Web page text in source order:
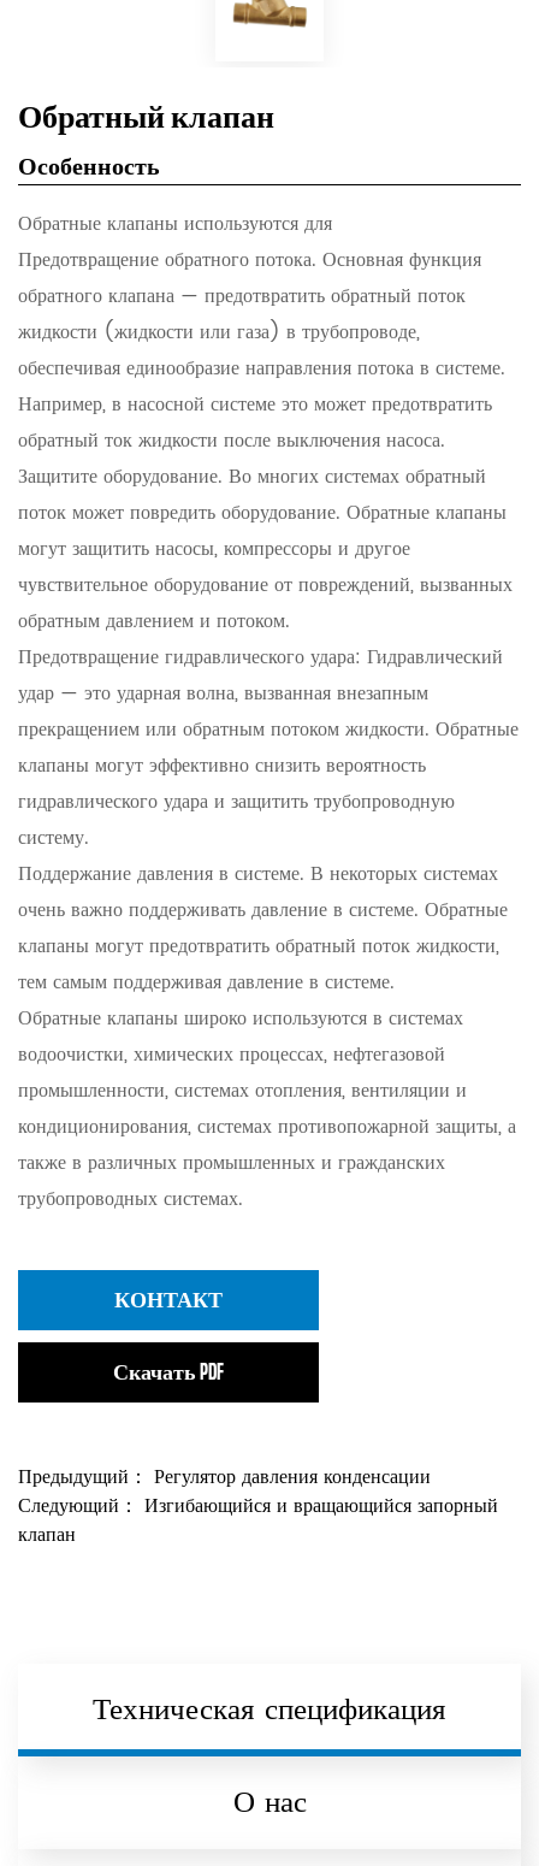
Обратный клапан
Особенность
Обратные клапаны используются для
Предотвращение обратного потока. Основная функция
обратного клапана — предотвратить обратный поток
жидкости (жидкости или газа) в трубопроводе,
обеспечивая единообразие направления потока в системе.
Например, в насосной системе это может предотвратить
обратный ток жидкости после выключения насоса.
Защитите оборудование. Во многих системах обратный
поток может повредить оборудование. Обратные клапаны
могут защитить насосы, компрессоры и другое
чувствительное оборудование от повреждений, вызванных
обратным давлением и потоком.
Предотвращение гидравлического удара: Гидравлический
удар — это ударная волна, вызванная внезапным
прекращением или обратным потоком жидкости. Обратные
клапаны могут эффективно снизить вероятность
гидравлического удара и защитить трубопроводную
систему.
Поддержание давления в системе. В некоторых системах
очень важно поддерживать давление в системе. Обратные
клапаны могут предотвратить обратный поток жидкости,
тем самым поддерживая давление в системе.
Обратные клапаны широко используются в системах
водоочистки, химических процессах, нефтегазовой
промышленности, системах отопления, вентиляции и
кондиционирования, системах противопожарной защиты, а
также в различных промышленных и гражданских
трубопроводных системах.
КОНТАКТ
Скачать PDF
Предыдущий： Регулятор давления конденсации
Следующий： Изгибающийся и вращающийся запорный
клапан
Техническая спецификация
О нас